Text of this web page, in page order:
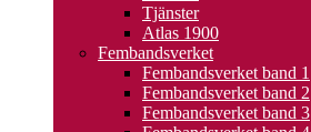
Tjänster
Atlas 1900
Fembandsverket
Fembandsverket band 1
Fembandsverket band 2
Fembandsverket band 3